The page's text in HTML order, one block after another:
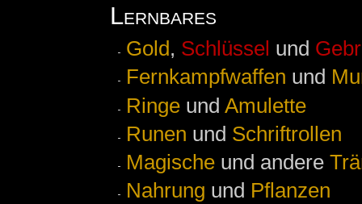
Lernbares
Gold, Schlüssel und
Fernkampfwaffen und
Ringe und Amulette
Runen und Schriftrollen
Magische und andere
Nahrung und Pflanzen